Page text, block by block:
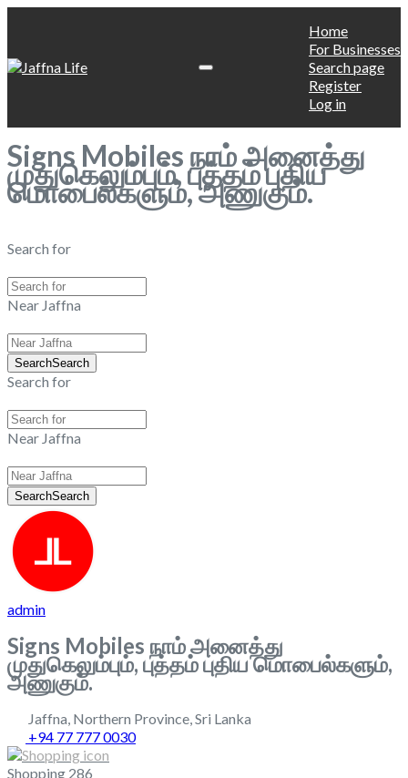
Home
For Businesses
Search page
Register
Log in
Signs Mobiles நாம் அனைத்து
முதுகெலும்பும், புத்தம் புதிய
மொபைல்களும், அணுகும்.
Search for
Near Jaffna
SearchSearch
Search for
Near Jaffna
SearchSearch
admin
Signs Mobiles நாம் அனைத்து
முதுகெலும்பும், புத்தம் புதிய மொபைல்களும்,
அணுகும்.
Jaffna Northern Province Sri Lanka
+94 77 777 0030
Shopping 286